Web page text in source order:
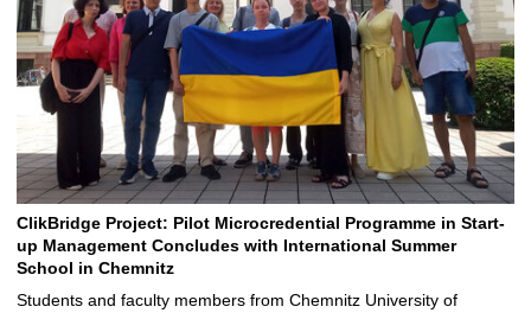
ClikBridge Project: Pilot Microcredential Programme in Start-
up Management Concludes with International Summer
School in Chemnitz
Students and faculty members from Chemnitz University of